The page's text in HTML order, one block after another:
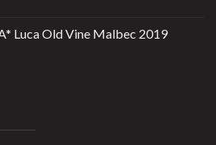
Luca Old Vine Malbec 2019